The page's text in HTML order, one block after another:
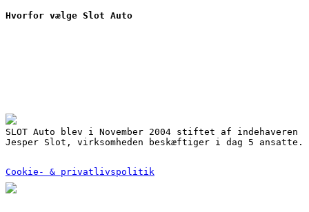
Hvorfor vælge Slot Auto
SLOT Auto blev i November 2004 stiftet af indehaveren
Jesper Slot, virksomheden beskæftiger i dag 5 ansatte.
Cookie- & privatlivspolitik